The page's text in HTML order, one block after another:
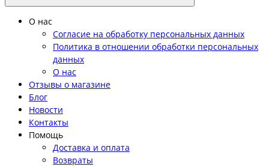
О нас
Согласие на обработку персональных данных
Политика в отношении обработки персональных
данных
О нас
Отзывы о магазине
Блог
Новости
Контакты
Помощь
Доставка и оплата
Возвраты